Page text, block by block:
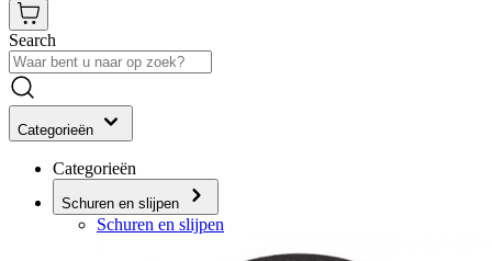
Search
Categorieën
Categorieën
Schuren en slijpen
Schuren en slijpen